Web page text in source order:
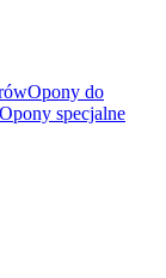
Opony do
Opony specjalne